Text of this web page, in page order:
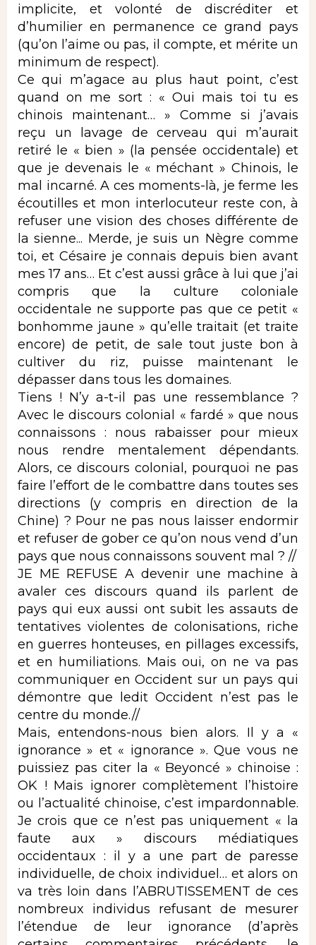
implicite, et volonté de discréditer et
d’humilier en permanence ce grand pays
(qu’on l’aime ou pas, il compte, et mérite un
minimum de respect).
Ce qui m’agace au plus haut point, c’est
quand on me sort : « Oui mais toi tu es
chinois maintenant… » Comme si j’avais
reçu un lavage de cerveau qui m’aurait
retiré le « bien » (la pensée occidentale) et
que je devenais le « méchant » Chinois, le
mal incarné. A ces moments-là, je ferme les
écoutilles et mon interlocuteur reste con, à
refuser une vision des choses différente de
la sienne... Merde, je suis un Nègre comme
toi, et Césaire je connais depuis bien avant
mes 17 ans… Et c’est aussi grâce à lui que j’ai
compris que la culture coloniale
occidentale ne supporte pas que ce petit «
bonhomme jaune » qu’elle traitait (et traite
encore) de petit, de sale tout juste bon à
cultiver du riz, puisse maintenant le
dépasser dans tous les domaines.
Tiens ! N’y a-t-il pas une ressemblance ?
Avec le discours colonial « fardé » que nous
connaissons : nous rabaisser pour mieux
nous rendre mentalement dépendants.
Alors, ce discours colonial, pourquoi ne pas
faire l’effort de le combattre dans toutes ses
directions (y compris en direction de la
Chine) ? Pour ne pas nous laisser endormir
et refuser de gober ce qu’on nous vend d’un
pays que nous connaissons souvent mal ? //
JE ME REFUSE A devenir une machine à
avaler ces discours quand ils parlent de
pays qui eux aussi ont subit les assauts de
tentatives violentes de colonisations, riche
en guerres honteuses, en pillages excessifs,
et en humiliations. Mais oui, on ne va pas
communiquer en Occident sur un pays qui
démontre que ledit Occident n’est pas le
centre du monde.//
Mais, entendons-nous bien alors. Il y a «
ignorance » et « ignorance ». Que vous ne
puissiez pas citer la « Beyoncé » chinoise :
OK ! Mais ignorer complètement l’histoire
ou l’actualité chinoise, c’est impardonnable.
Je crois que ce n’est pas uniquement « la
faute aux » discours médiatiques
occidentaux : il y a une part de paresse
individuelle, de choix individuel… et alors on
va très loin dans l’ABRUTISSEMENT de ces
nombreux individus refusant de mesurer
l’étendue de leur ignorance (d’après